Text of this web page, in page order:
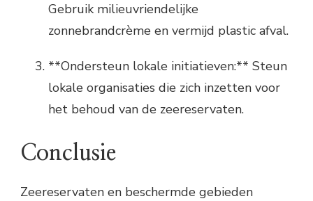
Gebruik milieuvriendelijke
zonnebrandcrème en vermijd plastic afval.
**Ondersteun lokale initiatieven:** Steun
lokale organisaties die zich inzetten voor
het behoud van de zeereservaten.
Conclusie
Zeereservaten en beschermde gebieden